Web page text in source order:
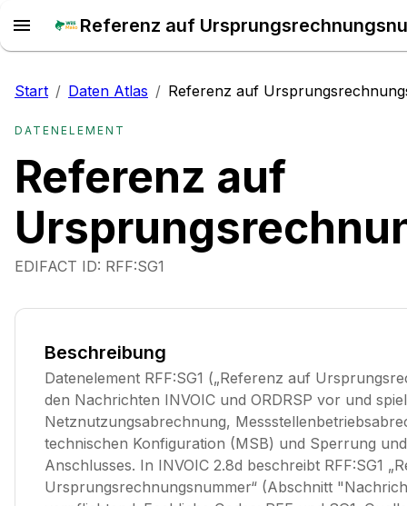
Referenz auf
Start / Daten Atlas / Referenz auf
DATENELEMENT
Referenz auf
EDIFACT ID: RFF:SG1
Beschreibung
Datenelement RFF:SG1 („Referenz auf
den Nachrichten INVOIC und ORDRSP vor und
Netznutzungsabrechnung,
technischen Konfiguration (MSB) und Sperrung
Anschlusses. In INVOIC 2.8d beschreibt RFF:SG1
Ursprungsrechnungsnummer“ (Abschnitt